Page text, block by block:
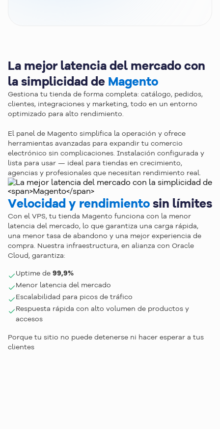
La mejor latencia del mercado con
la simplicidad de Magento
Gestiona tu tienda de forma completa: catálogo, pedidos,
clientes, integraciones y marketing, todo en un entorno
optimizado para alto rendimiento.
El panel de Magento simplifica la operación y ofrece
herramientas avanzadas para expandir tu comercio
electrónico sin complicaciones. Instalación configurada y
lista para usar — ideal para tiendas en crecimiento,
agencias y profesionales que necesitan rendimiento real.
Velocidad y rendimiento sin límites
Con el VPS, tu tienda Magento funciona con la menor
latencia del mercado, lo que garantiza una carga rápida,
una menor tasa de abandono y una mejor experiencia de
compra. Nuestra infraestructura, en alianza con Oracle
Cloud, garantiza:
Uptime de 99,9%
Menor latencia del mercado
Escalabilidad para picos de tráfico
Respuesta rápida con alto volumen de productos y
accesos
Porque tu sitio no puede detenerse ni hacer esperar a tus
clientes
¿Necesitas ayuda para
elegir el plan ideal?
Habla con nuestro equipo y recibe orientación
para contratar la mejor solución para tu tienda
Magento.
Hablar con un especialista